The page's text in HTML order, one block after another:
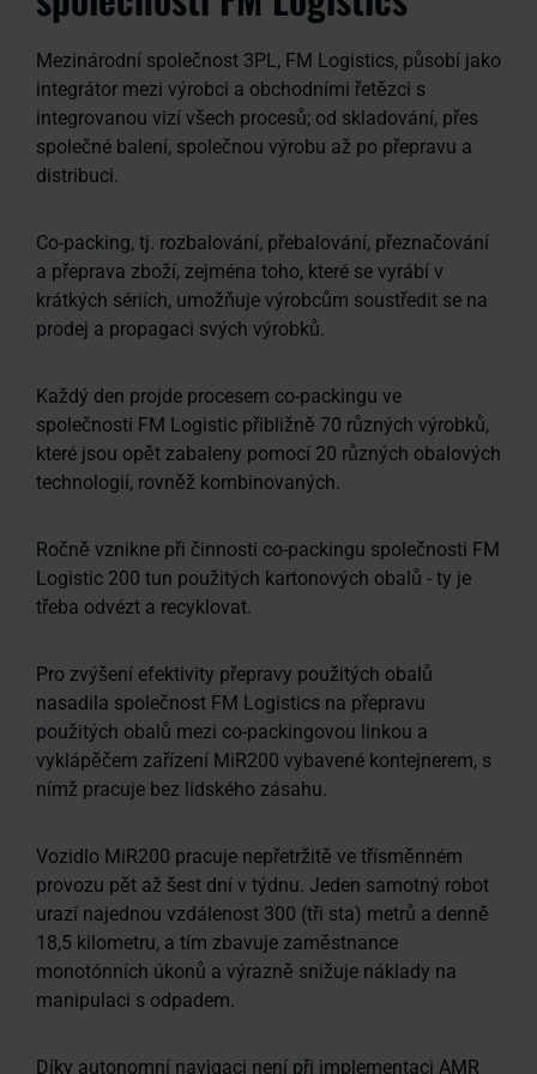
Mezinárodní společnost 3PL, FM Logistics, působí jako
integrátor mezi výrobci a obchodními řetězci s
integrovanou vizí všech procesů; od skladování, přes
společné balení, společnou výrobu až po přepravu a
distribuci.
Co-packing, tj. rozbalování, přebalování, přeznačování
a přeprava zboží, zejména toho, které se vyrábí v
krátkých sériích, umožňuje výrobcům soustředit se na
prodej a propagaci svých výrobků.
Každý den projde procesem co-packingu ve
společnosti FM Logistic přibližně 70 různých výrobků,
které jsou opět zabaleny pomocí 20 různých obalových
technologií, rovněž kombinovaných.
Ročně vznikne při činnosti co-packingu společnosti FM
Logistic 200 tun použitých kartonových obalů - ty je
třeba odvézt a recyklovat.
Pro zvýšení efektivity přepravy použitých obalů
nasadila společnost FM Logistics na přepravu
použitých obalů mezi co-packingovou linkou a
vyklápěčem zařízení MiR200 vybavené kontejnerem, s
nímž pracuje bez lidského zásahu.
Vozidlo MiR200 pracuje nepřetržitě ve třísměnném
provozu pět až šest dní v týdnu. Jeden samotný robot
urazí najednou vzdálenost 300 (tři sta) metrů a denně
18,5 kilometru, a tím zbavuje zaměstnance
monotónních úkonů a výrazně snižuje náklady na
manipulaci s odpadem.
Díky autonomní navigaci není při implementaci AMR